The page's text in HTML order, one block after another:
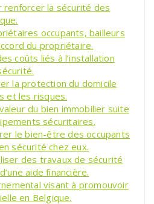
renforcer la sécurité des
occupants, bailleurs
du propriétaire.
coûts liés à l’installation
la protection du domicile
et les risques.
du bien immobilier suite
sécuritaires.
le bien-être des occupants
sécurité chez eux.
des travaux de sécurité
aide financière.
visant à promouvoir
en Belgique.